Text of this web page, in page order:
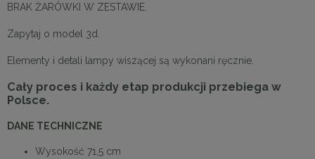
BRAK ŻARÓWKI W ZESTAWIE.
Zapytaj o model 3d.
Elementy i detali lampy wiszącej są wykonani ręcznie.
Cały proces i każdy etap produkcji przebiega w
Polsce.
DANE TECHNICZNE
Wysokość 71,5 cm